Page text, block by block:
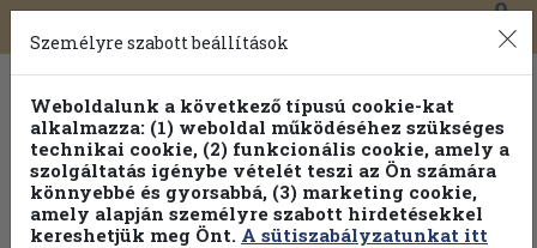
Toggle
navigation
0
Válogasson több mint 1.000.000 kiadványunk közül
100% kedvezménnyel!
Személyre szabott beállítások
Weboldalunk a következő típusú cookie-kat
alkalmazza: (1) weboldal működéséhez szükséges
technikai cookie, (2) funkcionális cookie, amely a
szolgáltatás igénybe vételét teszi az Ön számára
könnyebbé és gyorsabbá, (3) marketing cookie,
amely alapján személyre szabott hirdetésekkel
kereshetjük meg Önt. A sütiszabályzatunkat itt